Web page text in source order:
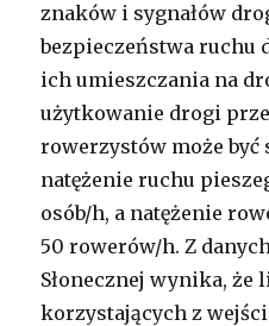
znaków i sygnałów
bezpieczeństwa ruchu
ich umieszczania na
użytkowanie drogi
rowerzystów może być
natężenie ruchu
osób/h, a natężenie
50 rowerów/h. Z
Słonecznej wynika, że
korzystających z